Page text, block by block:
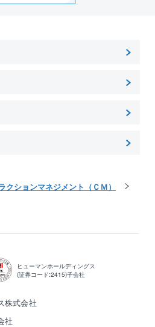
クションマネジメント（ＣＭ）
ヒューマンホールディングス
(証券コード:2415)子会社
株式会社
社